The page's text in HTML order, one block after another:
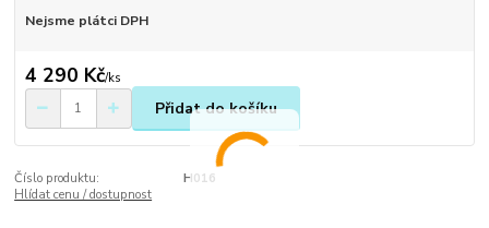
Nejsme plátci DPH
4 290 Kč/ks
Přidat do košíku
Číslo produktu:
H016
Hlídat cenu / dostupnost